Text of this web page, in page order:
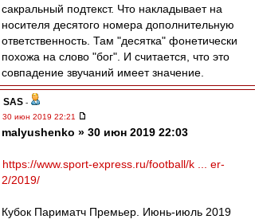
сакральный подтекст. Что накладывает на
носителя десятого номера дополнительную
ответственность. Там "десятка" фонетически
похожа на слово "бог". И считается, что это
совпадение звучаний имеет значение.
SAS -
30 июн 2019 22:21
malyushenko » 30 июн 2019 22:03
https://www.sport-express.ru/football/k ... er-
2/2019/
Кубок Париматч Премьер. Июнь-июль 2019